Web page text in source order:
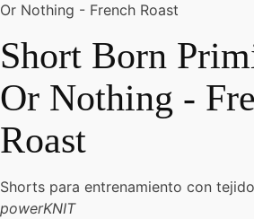
Or Nothing - French Roast
Short Born
Or Nothing -
Roast
Shorts para entrenamiento con
powerKNIT